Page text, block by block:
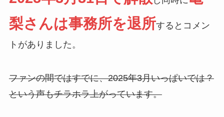
梨さんは事務所を退所するとコメン
トがありました。
ファンの間ではすでに、2025年3月いっぱいでは？
という声もチラホラ上がっています。